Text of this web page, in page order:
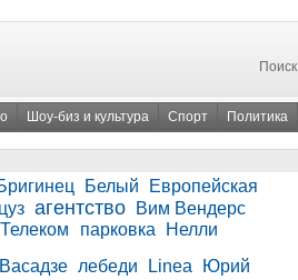
Поиск
Шоу-биз и культура Спорт Политика
Белый
Европейская
агентство
Вим Вендерс
парковка
Нелли
лебеди Linea
Юрий